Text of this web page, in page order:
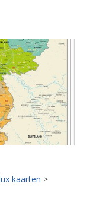
kaarten >